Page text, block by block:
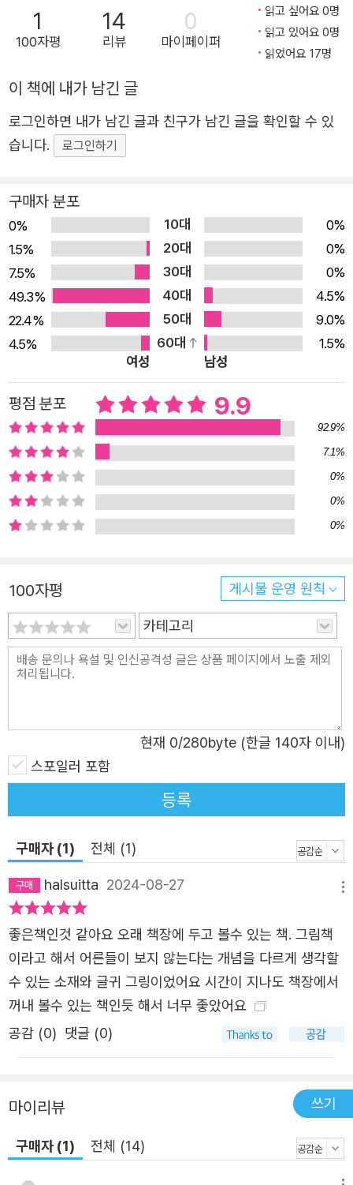
어져 나간 것처럼 엄마의 기억에 빈자리가 조금씩 늘어 갑니
다. 그런 엄마를 만나러 집으로 가는 기차에서 우연히 아이
들을 보게 되고, 어렸을 적 기억이 떠오릅니다. 저만한 나이
일 때 엄마와 만든 특별한 추억이 있거든요. 예전에 엄마는
니다. 아무리 멀리 있어도, 가슴을 콩콩 두드리면 엄마랑 연
결된다고 말하면서요. 엄마의 사랑이면 무서울 게 없던 시절
어 가는 엄마가 언젠가 나를 잊으면 어떻게 해야 할까요. 사
랑으로 가득한 기억 조각마저 사라지면요…. 서둘러 집에 도
착했는데, 엄마가 없습니다. 정신없이 갈 만한 곳을 찾아 돌
아다니다 한참 만에 만난 엄마. 그런데 어쩐지 엄마가 나를
알아보지 못하는 것 같습니다. 그때, ‘마법의 주문’이 떠오릅
니다. 그리고 엄마와 함께 집으로 돌아가는 길, 다정한 둘의
모습 위로 아름다운 노을이 펼쳐집니다. 마치 우리 가슴에서
영원히 빛날 엄마의 사랑처럼요. 기억을 잃어도 엄마와 딸,
운 그림으로 보여 주는 그림책, 《퍼즐》입니다. “엄마만 거꾸
로 가는 시계, 딱똑딱똑딱똑…딱.” 엄마를 만나러 가는 기차
안. 옆자리 아이들의 웃음소리에, 어렸을 적 일이 떠오릅니
다. 어렸을 때 나는 엄마에게서 잠시도 떨어지지 않는 아이
였습니다. 유치원에 가는 것도 싫어할 정도로요. 유난히 겁
이 많던 나에게 엄마는 온 세상이었습니다. 엄마만 있으면
니다. 걱정을 안고 서둘러 집으로 갔는데 집 안 어디에도 엄
마가 없습니다. “대체 어딜 간 거야!” 엄마를 찾으러 나가려
는 순간, 문득 거실 탁자에 눈길이 갑니다. 엄마는 기억이 희
미해지자, 거실 가장 잘 보이는 자리에 기억해야 할 것들을
모아 놓기 시작했습니다. 잊고 싶지 않은 기억들이 액자에
날, 졸업식…. 엄마에게 소중한 기억들은 어쩜 이렇게 나에
대한 것들 뿐일까 생각하니 마음이 아려옵니다. 거실을 뒤로
하고 나와, 집 앞부터 근처 공원 등 엄마가 갈 만한 곳을 찾
아다닙니다. 혹시나 하는 불길한 생각을 삼키면서요. 엄마는
도대체 어디로 사라진 걸까요…. “문득, 엄마가 머무는 기억
의 어디쯤과 지금 나와의 간격을 잴 수 있었으면 좋겠다고
생각한다. 엄마는 여기 있고, 엄마는 여기에 없다.” (본문) 애
타게 찾아낸 엄마에게 한 발 한 발 다가갑니다. 그제야 알겠
습니다. 엄마와 마주 보는 평범한 일상이 사실은 선물이었다
는 걸요. “내가 우리의 마법 주문을 기억하는 한, 엄마의 퍼
즐 한 조각은 사라지지 않을 것이다. 사랑이 머문 자리는 우
리를 또 살아가게 할 테니까….” (본문) 엄마 손을 꼭 잡고 집
으로 돌아오는 길, 하늘이 분홍빛 노을로 물들기 시작합니
우리의 사랑이 담긴 기억의 조각들이 금빛 노을처럼 반짝입
놓치기 아까운 시적인 글과 햇살 같은 수채화로 그려내다!
1
100자평
14
리뷰
0
마이페이퍼
읽고 싶어요 0명
읽고 있어요 0명
읽었어요 17명
이 책에 내가 남긴 글
로그인하면 내가 남긴 글과 친구가 남긴 글을 확인할 수 있
습니다.
로그인하기
구매자 분포
0% 10대
0%
1.5%
20대
0%
7.5%
30대
0%
49.3%
40대
4.5%
22.4%
50대
9.0%
4.5%
60대 1.5%
여성 남성
평점 분포 9.9
92.9%
7.1%
0%
0%
0%
100자평 게시물 운영 원칙
카테고리
현재 0/280byte (한글 140자 이내)
스포일러 포함
등록
구매자 (1) 전체 (1)
halsuitta 2024-08-27
좋은책인것 같아요 오래 책장에 두고 볼수 있는 책. 그림책
이라고 해서 어른들이 보지 않는다는 개념을 다르게 생각할
수 있는 소재와 글귀 그링이었어요 시간이 지나도 책장에서
꺼내 볼수 있는 책인듯 해서 너무 좋았어요
공감 (0) 댓글 (0)
마이리뷰 쓰기
구매자 (1) 전체 (14)